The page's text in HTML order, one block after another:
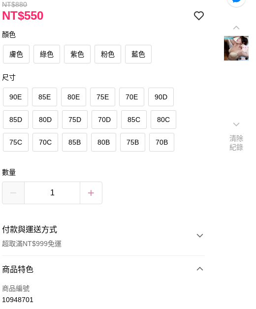
NT$880
NT$550
顏色
膚色 綠色 紫色 粉色 藍色
尺寸
90E 85E 80E 75E 70E 90D
85D 80D 75D 70D 85C 80C
75C 70C 85B 80B 75B 70B
數量
付款與運送方式
超取滿NT$999免運
付款方式
信用卡一次付款
商品特色
商品編號
10948701
清除
紀錄